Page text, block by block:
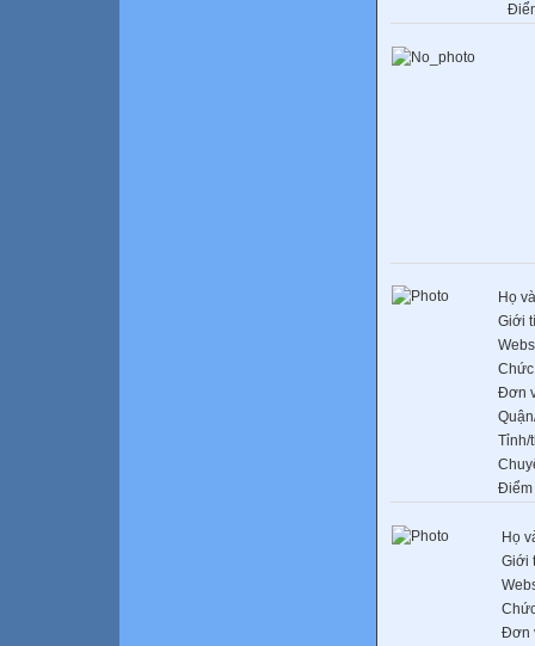
Họ
Giới
Đơn
Tỉnh/
Điểm
Họ
Giới
Đơn